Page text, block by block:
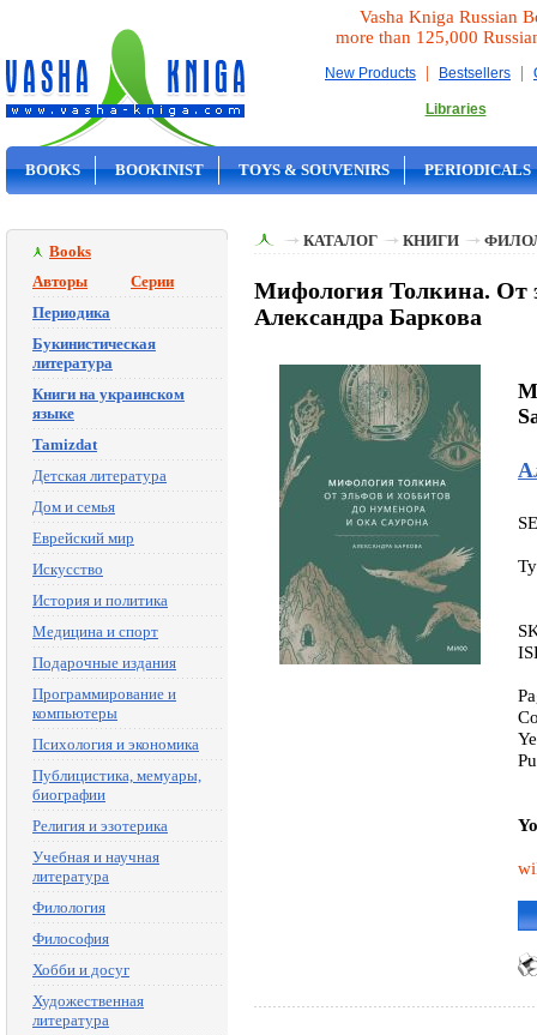
Vasha Kniga Russian
more than 125,000
New Products | Bestsellers |
Libraries
BOOKS BOOKINIST TOYS & SOUVENIRS PERIODICALS
Books
Авторы
Серии
Периодика
Букинистическая
литература
Книги на украинском
языке
Tamizdat
Детская литература
Дом и семья
Еврейский мир
Искусство
История и политика
Медицина и спорт
Подарочные издания
Программирование и
компьютеры
Психология и экономика
Публицистика, мемуары,
биографии
Религия и эзотерика
Учебная и научная
литература
Филология
Философия
Хобби и досуг
Художественная
литература
КАТАЛОГ КНИГИ
Мифология Толкина. От
Александра Баркова